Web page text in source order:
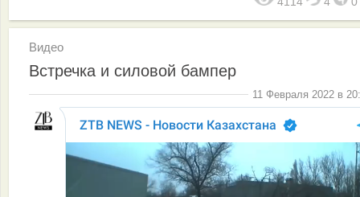
Видео
Встречка и силовой бампер
11 Февраля 2022 в